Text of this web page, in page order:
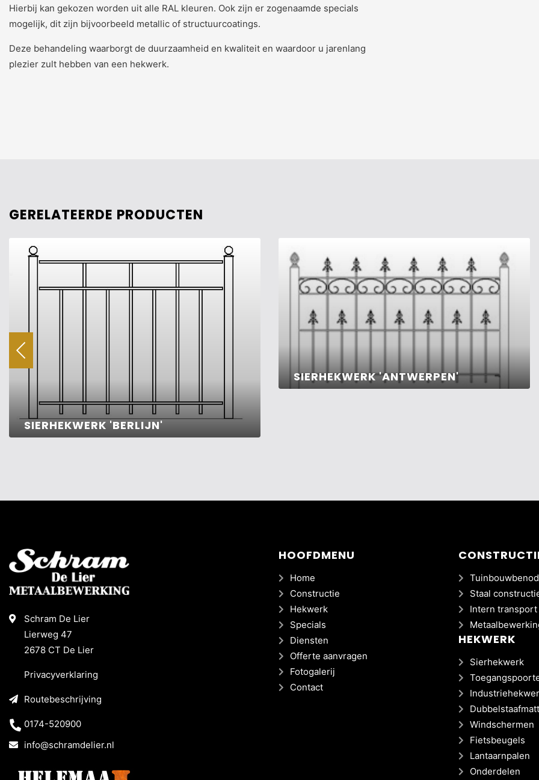
Hierbij kan gekozen worden uit alle RAL kleuren. Ook zijn er zogenaamde specials
mogelijk, dit zijn bijvoorbeeld metallic of structuurcoatings.
Deze behandeling waarborgt de duurzaamheid en kwaliteit en waardoor u jarenlang
plezier zult hebben van een hekwerk.
GERELATEERDE PRODUCTEN
SIERHEKWERK 'BERLIJN'
SIERHEKWERK 'ANTWERPEN'
Schram De Lier
Lierweg 47
2678 CT De Lier
Privacyverklaring
Routebeschrijving
0174-520900
info@schramdelier.nl
HOOFDMENU
Home
Constructie
Hekwerk
Specials
Diensten
Offerte aanvragen
Fotogalerij
Contact
Staal
Intern transport
HEKWERK
Sierhekwerk
Windschermen
Fietsbeugels
Lantaarnpalen
Onderdelen